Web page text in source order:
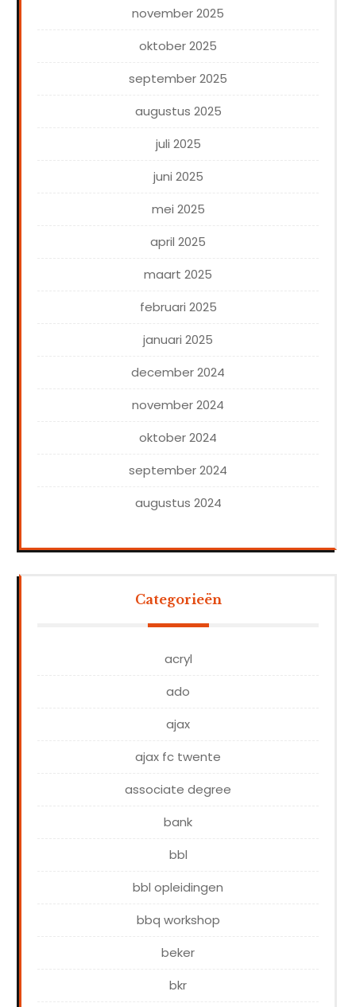
november 2025
oktober 2025
september 2025
augustus 2025
juli 2025
juni 2025
mei 2025
april 2025
maart 2025
februari 2025
januari 2025
december 2024
november 2024
oktober 2024
september 2024
augustus 2024
Categorieën
acryl
ado
ajax
ajax fc twente
associate degree
bank
bbl
bbl opleidingen
bbq workshop
beker
bkr